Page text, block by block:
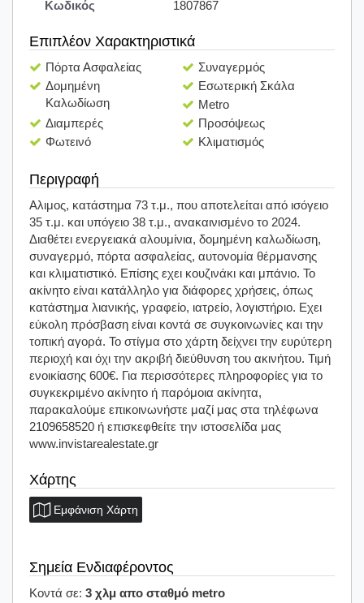
Κωδικός
1807867
Επιπλέον Χαρακτηριστικά
Πόρτα Ασφαλείας
Συναγερμός
Δομημένη
Καλωδίωση
Εσωτερική Σκάλα
Metro
Διαμπερές
Προσόψεως
Φωτεινό
Κλιματισμός
Περιγραφή
Αλιμος, κατάστημα 73 τ.μ., που αποτελείται από ισόγειο
35 τ.μ. και υπόγειο 38 τ.μ., ανακαινισμένο το 2024.
Διαθέτει ενεργειακά αλουμίνια, δομημένη καλωδίωση,
συναγερμό, πόρτα ασφαλείας, αυτονομία θέρμανσης
και κλιματιστικό. Επίσης εχει κουζινάκι και μπάνιο. Το
ακίνητο είναι κατάλληλο για διάφορες χρήσεις, όπως
κατάστημα λιανικής, γραφείο, ιατρείο, λογιστήριο. Εχει
εύκολη πρόσβαση είναι κοντά σε συγκοινωνίες και την
τοπική αγορά. Το στίγμα στο χάρτη δείχνει την ευρύτερη
περιοχή και όχι την ακριβή διεύθυνση του ακινήτου. Τιμή
ενοικίασης 600€. Για περισσότερες πληροφορίες για το
συγκεκριμένο ακίνητο ή παρόμοια ακίνητα,
παρακαλούμε επικοινωνήστε μαζί μας στα τηλέφωνα
2109658520 ή επισκεφθείτε την ιστοσελίδα μας
www.invistarealestate.gr
Χάρτης
Εμφάνιση Χάρτη
Σημεία Ενδιαφέροντος
Κοντά σε: 3 χλμ απο σταθμό metro